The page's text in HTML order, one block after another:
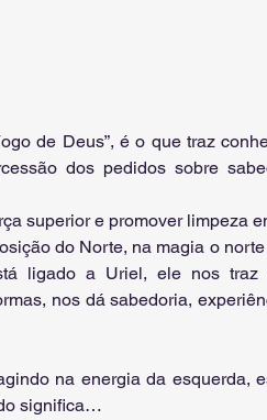
de Deus”, é o que traz
dos pedidos sobre
superior e promover limpeza
do Norte, na magia o
ligado a Uriel, ele nos traz
nos dá sabedoria,
na energia da esquerda,
significa…